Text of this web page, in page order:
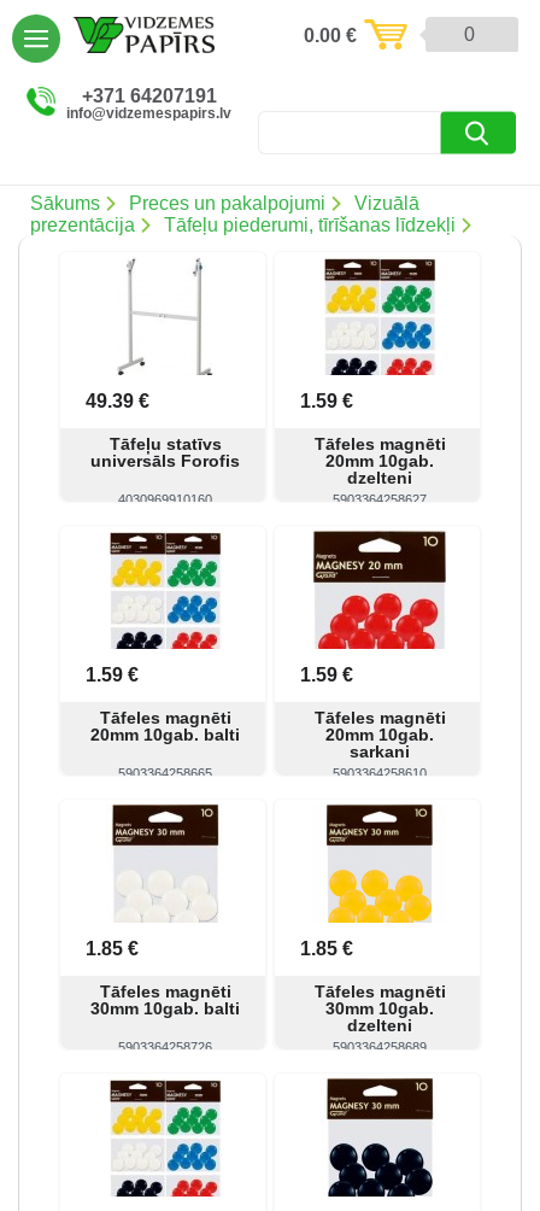
+371 64207191
info@vidzemespapirs.lv
0
0.00€
Sākums Preces un pakalpojumi
Vizuālā
prezentācija
Tāfeļu piederumi, tīrīšanas līdzekļi
49.39 €
Tāfeļu statīvs
universāls Forofis
4030969910160
Skatīt Pirkt
1.59 €
Tāfeles magnēti
20mm 10gab.
dzelteni
5903364258627
Skatīt Pirkt
1.59 €
Tāfeles magnēti
20mm 10gab. balti
5903364258665
Skatīt Pirkt
1.59 €
Tāfeles magnēti
20mm 10gab.
sarkani
5903364258610
Skatīt Pirkt
1.85 €
Tāfeles magnēti
30mm 10gab. balti
5903364258726
Skatīt Pirkt
1.85 €
Tāfeles magnēti
30mm 10gab.
dzelteni
5903364258689
Skatīt Pirkt
AIZVĒRT
Atlaides (12)